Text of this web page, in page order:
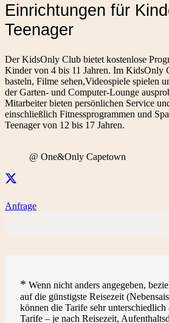
Einrichtungen für
Teenager
Der KidsOnly Club bietet kostenlose
Kinder von 4 bis 11 Jahren. Im KidsOnly
basteln, Filme sehen,Videospiele spielen
der Garten- und Computer-Lounge
Mitarbeiter bieten persönlichen Service
einschließlich Fitnessprogrammen und
Teenager von 12 bis 17 Jahren.
@ One&Only Capetown
Anfrage
* Wenn nicht anders angegeben,
auf die günstigste Reisezeit
können die Tarife sehr
Tarife – je nach Reisezeit,